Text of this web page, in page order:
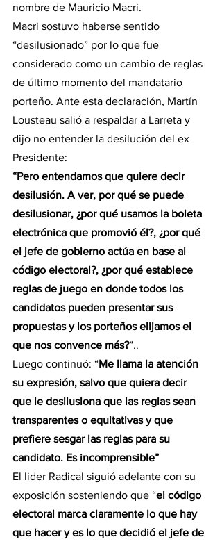
nombre de Mauricio Macri.
Macri sostuvo haberse sentido
“desilusionado” por lo que fue
considerado como un cambio de reglas
de último momento del mandatario
porteño. Ante esta declaración, Martín
Lousteau salió a respaldar a Larreta y
dijo no entender la desilución del ex
Presidente:
“Pero entendamos que quiere decir
desilusión. A ver, por qué se puede
desilusionar, ¿por qué usamos la boleta
electrónica que promovió él?, ¿por qué
el jefe de gobierno actúa en base al
código electoral?, ¿por qué establece
reglas de juego en donde todos los
candidatos pueden presentar sus
propuestas y los porteños elijamos el
que nos convence más?”..
Luego continuó: “Me llama la atención
su expresión, salvo que quiera decir
que le desilusiona que las reglas sean
transparentes o equitativas y que
prefiere sesgar las reglas para su
candidato. Es incomprensible”
El lider Radical siguió adelante con su
exposición sosteniendo que “el código
electoral marca claramente lo que hay
que hacer y es lo que decidió el jefe de